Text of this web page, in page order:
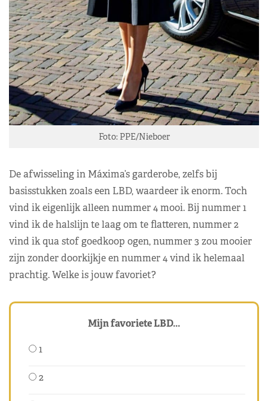
Foto: PPE/Nieboer
De afwisseling in Máxima’s garderobe, zelfs bij
basisstukken zoals een LBD, waardeer ik enorm. Toch
vind ik eigenlijk alleen nummer 4 mooi. Bij nummer 1
vind ik de halslijn te laag om te flatteren, nummer 2
vind ik qua stof goedkoop ogen, nummer 3 zou mooier
zijn zonder doorkijkje en nummer 4 vind ik helemaal
prachtig. Welke is jouw favoriet?
Mijn favoriete LBD...
1
2